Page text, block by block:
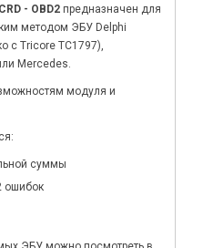
- OBD2 предназначен для
методом ЭБУ Delphi
с Tricore TC1797),
Mercedes.
модуля и
суммы
ошибок